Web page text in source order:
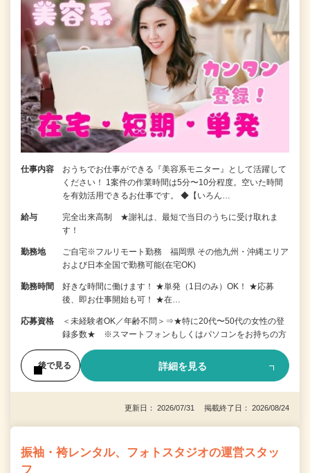
仕事内容
おうちでお仕事ができる『美容系モニター』として活躍して
ください！ 1案件の作業時間は5分〜10分程度。空いた時間
を有効活用できるお仕事です。 ◆【いろん…
給与
完全出来高制 ★謝礼は、最短で当日のうちに受け取れま
す！
勤務地
ご自宅※フルリモート勤務 福岡県 その他九州・沖縄エリア
および日本全国で勤務可能(在宅OK)
勤務時間
好きな時間に働けます！ ★単発（1日のみ）OK！ ★応募
後、即お仕事開始も可！ ★在…
応募資格
＜未経験者OK／年齢不問＞⇒★特に20代〜50代の女性の登
録多数★ ※スマートフォンもしくはパソコンをお持ちの方
後で見る 詳細を見る
更新日： 2026/07/31 掲載終了日： 2026/08/24
振袖・袴レンタル、フォトスタジオの運営スタッ
フ